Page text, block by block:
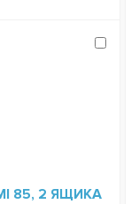
85, 2 ЯЩИКА